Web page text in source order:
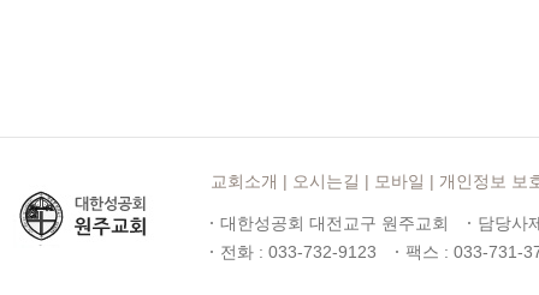
교회소개 | 오시는길 | 모바일 | 개인정보 보
대한성공회 대전교구 원주교회
담당사
전화 : 033-732-9123
팩스 : 033-